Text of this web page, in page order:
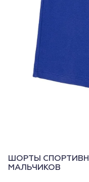
ШОРТЫ
МАЛЬЧИКОВ